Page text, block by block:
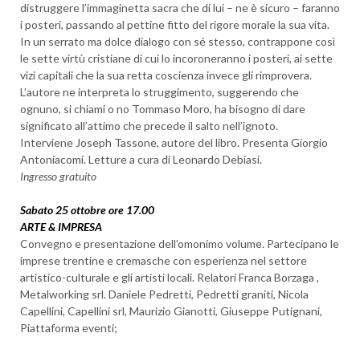
distruggere l’immaginetta sacra che di lui – ne è sicuro – faranno
i posteri, passando al pettine fitto del rigore morale la sua vita.
In un serrato ma dolce dialogo con sé stesso, contrappone così
le sette virtù cristiane di cui lo incoroneranno i posteri, ai sette
vizi capitali che la sua retta coscienza invece gli rimprovera.
L’autore ne interpreta lo struggimento, suggerendo che
ognuno, si chiami o no Tommaso Moro, ha bisogno di dare
significato all’attimo che precede il salto nell’ignoto.
Interviene Joseph Tassone, autore del libro. Presenta Giorgio
Antoniacomi. Letture a cura di Leonardo Debiasi.
Ingresso gratuito
Sabato 25 ottobre ore 17.00
ARTE & IMPRESA
Convegno e presentazione dell’omonimo volume. Partecipano le
imprese trentine e cremasche con esperienza nel settore
artistico-culturale e gli artisti locali. Relatori Franca Borzaga ,
Metalworking srl. Daniele Pedretti, Pedretti graniti, Nicola
Capellini, Capellini srl, Maurizio Gianotti, Giuseppe Putignani,
Piattaforma eventi;